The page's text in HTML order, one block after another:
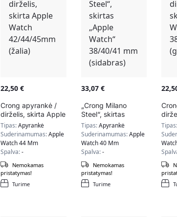
22,50€
Crong apyrankė /
dirželis, skirta Apple
Watch 42/44/45mm
(žalia)
Tipas:Apyrankė
Suderinamumas:Apple
Watch 44 Mm
Spalva:-
Turime
Nemokamas
pristatymas!
33,07 €
„Crong Milano
Steel“, skirtas
„Apple Watch“
38/40/41 mm
(sidabras)
Tipas:Apyrankė
Suderinamumas:Apple
Watch 40 Mm
Spalva:-
Turime
Nemokamas
pristatymas!
Tipas: